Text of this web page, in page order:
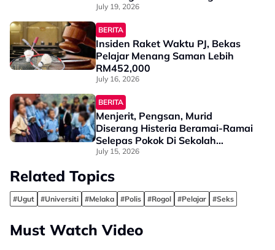
"Patutlah Bakal In Law..."
July 19, 2026
BERITA
Insiden Raket Waktu PJ, Bekas
Pelajar Menang Saman Lebih
RM452,000
July 16, 2026
BERITA
Menjerit, Pengsan, Murid
Diserang Histeria Beramai-Ramai
Selepas Pokok Di Sekolah
Ditebang
July 15, 2026
Related Topics
#Ugut #Universiti #Melaka #Polis #Rogol #Pelajar #Seks
Must Watch Video